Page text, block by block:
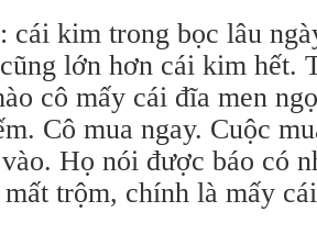
cái kim trong bọc lâu
lớn hơn cái kim hết.
cô mấy cái đĩa men
Cô mua ngay. Cuộc
Họ nói được báo có
trộm, chính là mấy